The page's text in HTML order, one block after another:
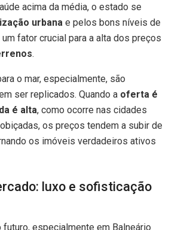
acima da média, o estado se
urbana e pelos bons níveis de
um fator crucial para a alta dos preços
.
o mar, especialmente, são
ser replicados. Quando a oferta é
é alta, como ocorre nas cidades
os preços tendem a subir de
os imóveis verdadeiros ativos
luxo e sofisticação
futuro, especialmente em Balneário